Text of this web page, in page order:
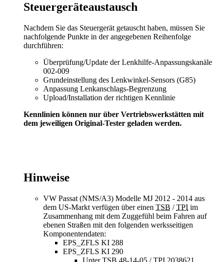
Steuergeräteaustausch
Nachdem Sie das Steuergerät getauscht haben, müssen Sie
nachfolgende Punkte in der angegebenen Reihenfolge
durchführen:
Überprüfung/Update der Lenkhilfe-Anpassungskanäle
002-009
Grundeinstellung des Lenkwinkel-Sensors (G85)
Anpassung Lenkanschlags-Begrenzung
Upload/Installation der richtigen Kennlinie
Kennlinien können nur über Vertriebswerkstätten mit
dem jeweiligen Original-Tester geladen werden.
Hinweise
VW Passat (NMS/A3) Modelle MJ 2012 - 2014 aus
dem US-Markt verfügen über einen TSB /TPI im
Zusammenhang mit dem Zuggefühl beim Fahren auf
ebenen Straßen mit den folgenden werksseitigen
Komponentendaten:
EPS_ZFLS KI 288
EPS_ZFLS KI 290
UnterTSB 48-14-05 /TPI 2038621